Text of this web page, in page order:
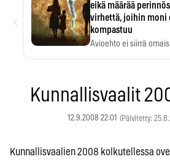
eikä määrää
virhettä, joihin moni
kompastuu
Avioehto ei siirrä
Kunnallisvaalit
12.9.2008 22:01 (Päivitetty:
Kunnallisvaalien 2008 kolkutellessa